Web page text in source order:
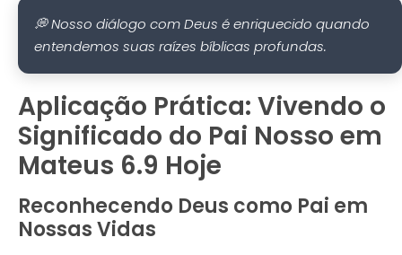
💭 Nosso diálogo com Deus é enriquecido quando
entendemos suas raízes bíblicas profundas.
Aplicação Prática: Vivendo o
Significado do Pai Nosso em
Mateus 6.9 Hoje
Reconhecendo Deus como Pai em
Nossas Vidas